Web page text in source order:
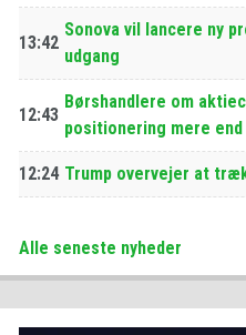
13:42
Sonova vil lancere ny
udgang
12:43
Børshandlere om
positionering mere
12:24 Trump overvejer at
Alle seneste nyheder